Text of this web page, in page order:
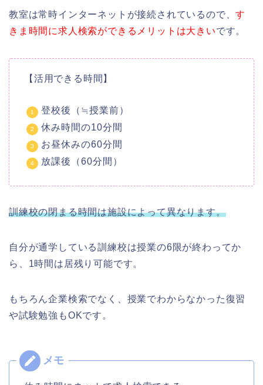
教室は常時インターネットが接続されているので、す
きま時間に求人検索ができるメリットは大きいです。
【活用できる時間】
登校後（≒授業前）
休み時間の10分間
お昼休みの60分間
放課後（60分間）
訓練校の閉まる時間は施設によって異なります。
自分が通学している訓練校は授業の6限が終わってか
ら、1時間は居残り可能です。
もちろん企業検索でなく、授業でわからなかった復習
や試験勉強もOKです。